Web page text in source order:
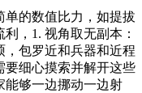
的数值比力，如提拔
，1. 视角取无副本：
，包罗近和兵器和近程
要细心摸索并解开这些
能够一边挪动一边射